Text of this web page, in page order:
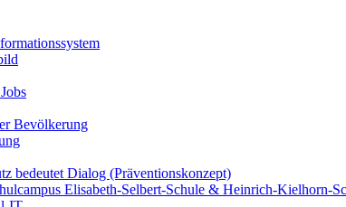
Bevölkerung
bedeutet Dialog (Präventionskonzept)
Elisabeth-Selbert-Schule & Heinrich-Kielhorn-